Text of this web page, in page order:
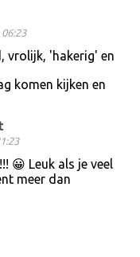
vrolijk, 'hakerig' en
komen kijken en
😀 Leuk als je veel
meer dan